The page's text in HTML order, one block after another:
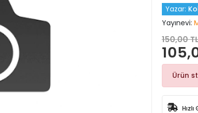
Yazar:
Yayınevi:
150,00
Ürün